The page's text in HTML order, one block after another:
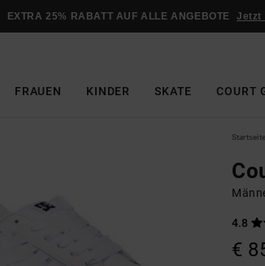
EXTRA 25% RABATT AUF ALLE ANGEBOTE Jetzt
FRAUEN KINDER SKATE COURT
Startseite
4.8
€